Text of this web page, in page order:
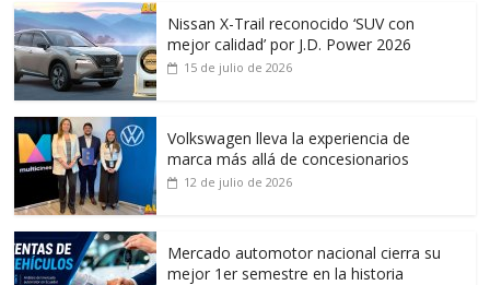
Nissan X-Trail reconocido ‘SUV con
mejor calidad’ por J.D. Power 2026
15 de julio de 2026
Volkswagen lleva la experiencia de
marca más allá de concesionarios
12 de julio de 2026
Mercado automotor nacional cierra su
mejor 1er semestre en la historia